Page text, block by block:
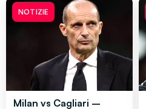
NOTIZIE
Milan vs Cagliari –